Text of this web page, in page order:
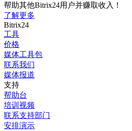
帮助其他Bitrix24用户并赚取收入！
了解更多
Bitrix24
工具
价格
媒体工具包
联系我们
媒体报道
支持
帮助台
培训视频
联系支持部门
安排演示